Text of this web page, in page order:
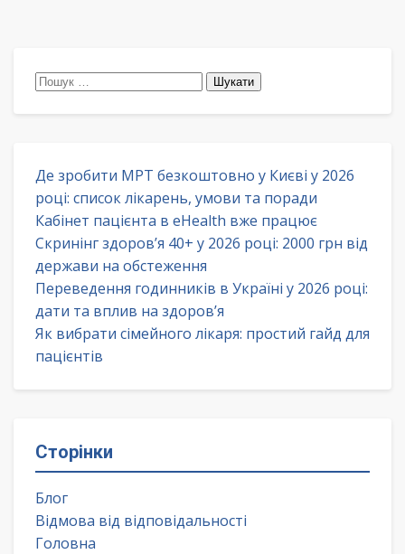
Пошук:
Де зробити МРТ безкоштовно у Києві у 2026
році: список лікарень, умови та поради
Кабінет пацієнта в eHealth вже працює
Скринінг здоров’я 40+ у 2026 році: 2000 грн від
держави на обстеження
Переведення годинників в Україні у 2026 році:
дати та вплив на здоров’я
Як вибрати сімейного лікаря: простий гайд для
пацієнтів
Сторінки
Блог
Відмова від відповідальності
Головна